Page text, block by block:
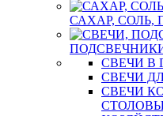
САХАР, СОЛЬ,
СВЕЧИ В
СВЕЧИ
СВЕЧИ